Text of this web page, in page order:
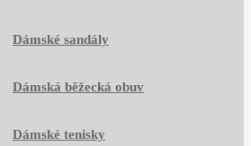
Dámské sandály
Dámská běžecká obuv
Dámské tenisky